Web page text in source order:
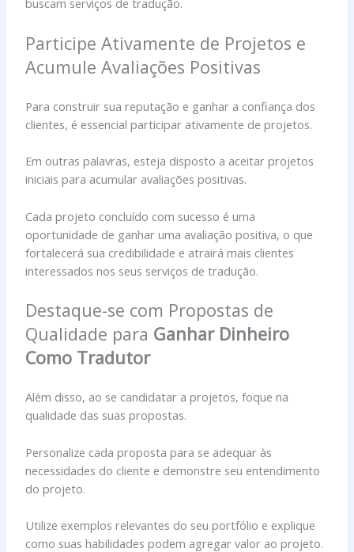
buscam serviços de tradução.
Participe Ativamente de Projetos e
Acumule Avaliações Positivas
Para construir sua reputação e ganhar a confiança dos
clientes, é essencial participar ativamente de projetos.
Em outras palavras, esteja disposto a aceitar projetos
iniciais para acumular avaliações positivas.
Cada projeto concluído com sucesso é uma
oportunidade de ganhar uma avaliação positiva, o que
fortalecerá sua credibilidade e atrairá mais clientes
interessados nos seus serviços de tradução.
Destaque-se com Propostas de
Qualidade para Ganhar Dinheiro
Como Tradutor
Além disso, ao se candidatar a projetos, foque na
qualidade das suas propostas.
Personalize cada proposta para se adequar às
necessidades do cliente e demonstre seu entendimento
do projeto.
Utilize exemplos relevantes do seu portfólio e explique
como suas habilidades podem agregar valor ao projeto.